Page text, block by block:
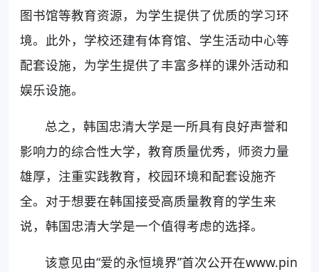
图书馆等教育资源，为学生提供了优质的学习环
境。此外，学校还建有体育馆、学生活动中心等
配套设施，为学生提供了丰富多样的课外活动和
娱乐设施。
总之，韩国忠清大学是一所具有良好声誉和
影响力的综合性大学，教育质量优秀，师资力量
雄厚，注重实践教育，校园环境和配套设施齐
全。对于想要在韩国接受高质量教育的学生来
说，韩国忠清大学是一个值得考虑的选择。
该意见由“爱的永恒境界”首次公开在www.pin